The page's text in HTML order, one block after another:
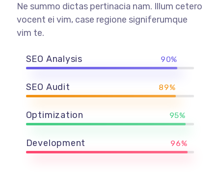
Ne summo dictas pertinacia nam. Illum cetero
vocent ei vim, case regione signiferumque
vim te.
SEO Analysis 90%
SEO Audit 89%
Optimization 95%
Development 96%